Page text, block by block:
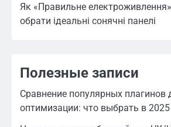
Як «Правильне
обрати ідеальні сонячні панелі
Полезные записи
Сравнение популярных плагинов
оптимизации: что выбрать в 2025